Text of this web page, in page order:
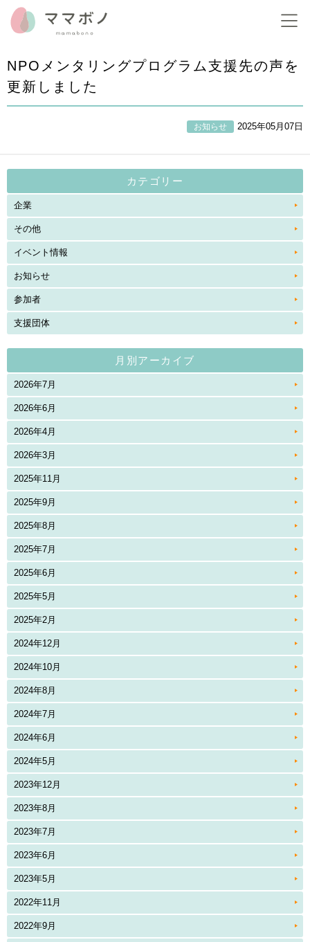
NPOメンタリングプログラム支援先の声を
更新しました
お知らせ 2025年05月07日
カテゴリー
企業
その他
イベント情報
お知らせ
参加者
支援団体
月別アーカイブ
2026年7月
2026年6月
2026年4月
2026年3月
2025年11月
2025年9月
2025年8月
2025年7月
2025年6月
2025年5月
2025年2月
2024年12月
2024年10月
2024年8月
2024年7月
2024年6月
2024年5月
2023年12月
2023年8月
2023年7月
2023年6月
2023年5月
2022年11月
2022年9月